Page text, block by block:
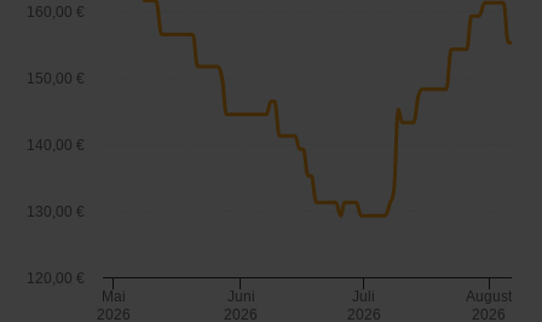
Mai
2026
Juni
2026
Juli
2026
August
2026
120,00 €
130,00 €
140,00 €
150,00 €
160,00 €